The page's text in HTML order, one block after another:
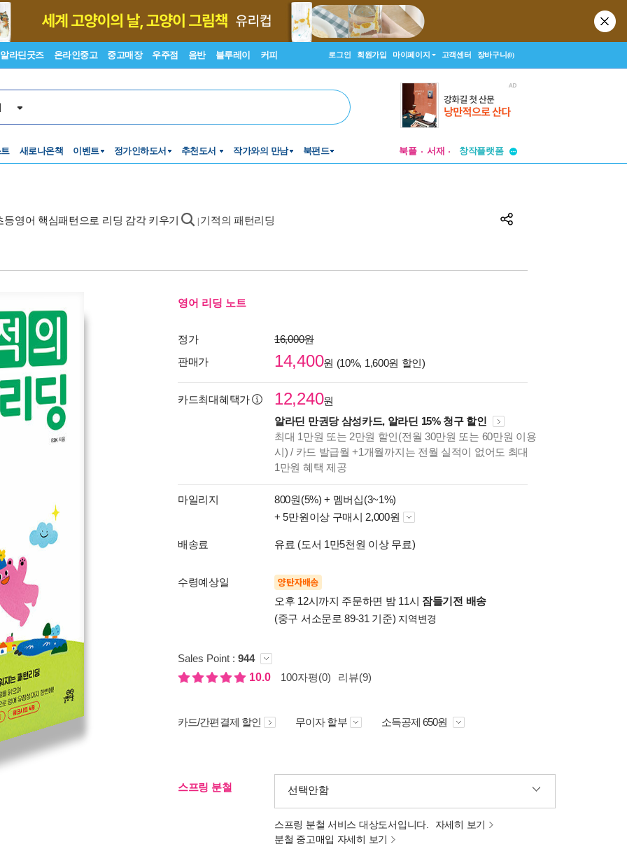
알라딘굿즈 온라인중고 중고매장 우주점 음반 블루레이 커피 로그인 회원가입 마이페이지 고객센터 장바구니(0)
새로나온책 이벤트 정가인하도서 추천도서 작가와의 만남 북펀드 북플 서재
창작플랫폼
등영어 핵심패턴으로 리딩 감각 키우기 기적의 패턴리딩
영어 리딩 노트
정가
16,000원
판매가
14,400원 (10%, 1,600원 할인)
카드최대혜택가 12,240원
알라딘 만권당 삼성카드, 알라딘 15% 청구 할인
최대 1만원 또는 2만원 할인(전월 30만원 또는 60만원 이용
시) / 카드 발급월 +1개월까지는 전월 실적이 없어도 최대
1만원 혜택 제공
마일리지 800원(5%) + 멤버십(3~1%)
+ 5만원이상 구매시 2,000원
배송료 유료 (도서 1만5천원 이상 무료)
수령예상일 양탄자배송
오후 12시까지 주문하면 밤 11시 잠들기전 배송
(중구 서소문로 89-31 기준) 지역변경
Sales Point : 944
10.0
100자평(0) 리뷰(9)
카드/간편결제 할인 무이자 할부 소득공제 650원
스프링 분철 선택안함
스프링 분철 서비스 대상도서입니다.
자세히 보기
분철 중고매입 자세히 보기